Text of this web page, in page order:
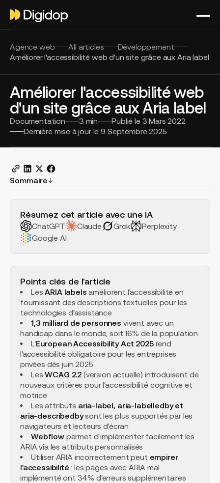
Agence web All articles
Développement
Améliorer l'accessibilité web d'un site grâce aux Aria label
Améliorer l'accessibilité web
d'un site grâce aux Aria label
Documentation 3 min Publié le 3 Mars 2022
Dernière mise à jour le9 Septembre 2025
Sommaire
Résumez cet article avec une IA
ChatGPT Claude Grok
Perplexity
Google AI
Points clés de l'article
LesARIA labels améliorent l'accessibilité en
fournissant des descriptions textuelles pour les
technologies d'assistance
1,3 milliard de personnes vivent avec un
handicap dans le monde, soit 16% de la population
L'European Accessibility Act 2025rend
l'accessibilité obligatoire pour les entreprises
privées dès juin 2025
LesWCAG 2.2 (version actuelle) introduisent de
nouveaux critères pour l'accessibilité cognitive et
motrice
Les attributs aria-label, aria-labelledby et
aria-describedbysont les plus supportés par les
navigateurs et lecteurs d'écran
Webflowpermet d'implémenter facilement les
ARIA via les attributs personnalisés
Utiliser ARIA incorrectement peut empirer
l'accessibilité : les pages avec ARIA mal
implémenté ont 34% d'erreurs supplémentaires